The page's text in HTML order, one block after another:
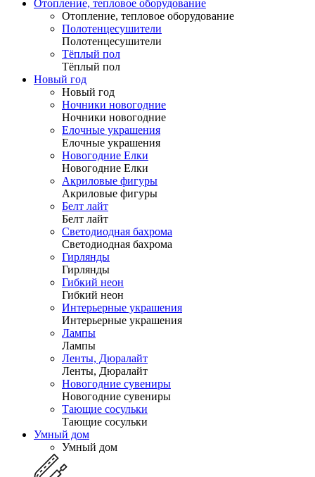
Отопление, тепловое оборудование
Отопление, тепловое оборудование
Полотенцесушители
Полотенцесушители
Тёплый пол
Тёплый пол
Новый год
Новый год
Ночники новогодние
Ночники новогодние
Елочные украшения
Елочные украшения
Новогодние Елки
Новогодние Елки
Акриловые фигуры
Акриловые фигуры
Белт лайт
Белт лайт
Светодиодная бахрома
Светодиодная бахрома
Гирлянды
Гирлянды
Гибкий неон
Гибкий неон
Интерьерные украшения
Интерьерные украшения
Лампы
Лампы
Ленты, Дюралайт
Ленты, Дюралайт
Новогодние сувениры
Новогодние сувениры
Тающие сосульки
Тающие сосульки
Умный дом
Умный дом